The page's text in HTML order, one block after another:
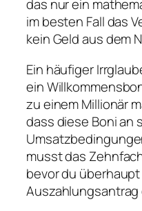
das nur ein
im besten Fall das
kein Geld aus dem
Ein häufiger
ein
zu einem Millionär
dass diese Boni an
musst das
bevor du